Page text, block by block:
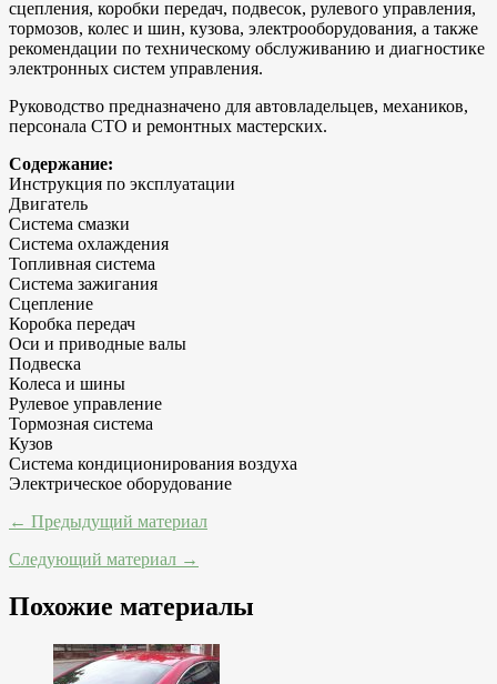
сцепления, коробки передач, подвесок, рулевого управления,
тормозов, колес и шин, кузова, электрооборудования, а также
рекомендации по техническому обслуживанию и диагностике
электронных систем управления.
Руководство предназначено для автовладельцев, механиков,
персонала СТО и ремонтных мастерских.
Содержание:
Инструкция по эксплуатации
Двигатель
Система смазки
Система охлаждения
Топливная система
Система зажигания
Сцепление
Коробка передач
Оси и приводные валы
Подвеска
Колеса и шины
Рулевое управление
Тормозная система
Кузов
Система кондиционирования воздуха
Электрическое оборудование
← Предыдущий материал
Следующий материал →
Похожие материалы